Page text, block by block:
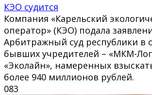
КЭО судится
Компания «Карельский
оператор» (КЭО) подала
Арбитражный суд республики в
бывших учредителей – «МКМ-
«Эколайн», намеренных
более 940 миллионов рублей.
083